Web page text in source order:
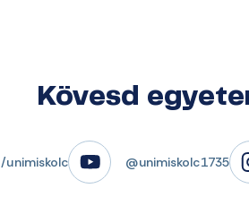
Kövesd
/unimiskolc @unimiskolc1735